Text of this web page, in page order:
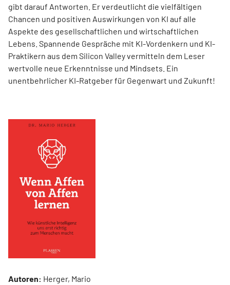
gibt darauf Antworten. Er verdeutlicht die viel­fältigen
Chancen und positiven Auswirkungen von KI auf alle
Aspekte des gesellschaftlichen und wirtschaftlichen
Lebens. Spannende Gespräche mit KI-Vordenkern und KI-
Praktikern aus dem Silicon Valley vermitteln dem Leser
wertvolle neue Erkenntnisse und Mindsets. Ein
unentbehrlicher KI-Ratgeber für Gegenwart und Zukunft!
Autoren: Herger, Mario